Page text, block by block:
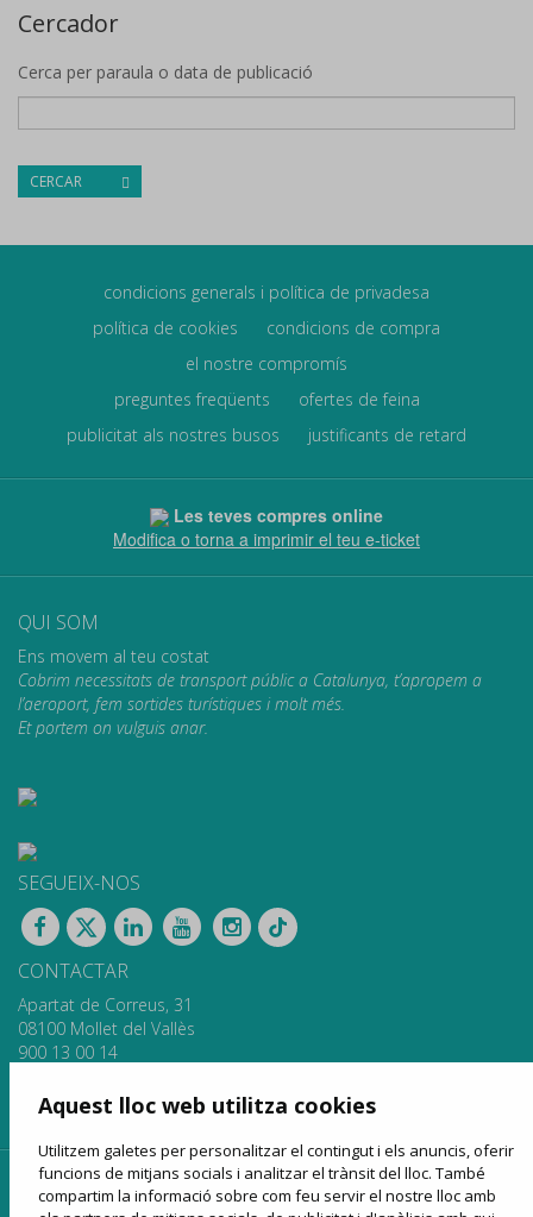
Aquest lloc web utilitza cookies
Utilitzem galetes per personalitzar el contingut i els anuncis, oferir
funcions de mitjans socials i analitzar el trànsit del lloc. També
compartim la informació sobre com feu servir el nostre lloc amb
Cercador
Cerca per paraula o data de publicació
CERCAR
condicions generals i política de privadesa
política de cookies
condicions de compra
el nostre compromís
preguntes freqüents
ofertes de feina
publicitat als nostres busos
justificants de retard
Les teves compres online
Modifica o torna a imprimir el teu e-ticket
QUI SOM
Ens movem al teu costat
Cobrim necessitats de transport públic a Catalunya, t’apropem a
l’aeroport, fem sortides turístiques i molt més.
Et portem on vulguis anar.
SEGUEIX-NOS
CONTACTAR
Apartat de Correus, 31
08100 Mollet del Vallès
900 13 00 14
info@sagales.com
inici qui som fons públics
línies regulars